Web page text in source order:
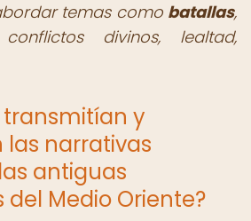
temas como batallas,
divinos, lealtad,
transmitían y
las narrativas
antiguas
del Medio Oriente?